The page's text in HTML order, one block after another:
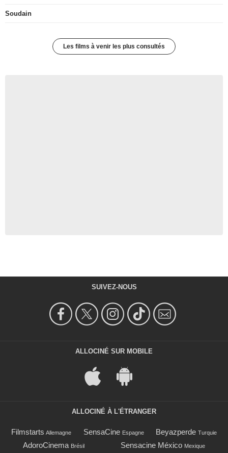
Soudain
Les films à venir les plus consultés
SUIVEZ-NOUS
ALLOCINÉ SUR MOBILE
ALLOCINÉ À L'ÉTRANGER
Filmstarts Allemagne SensaCine Espagne Beyazperde Turquie
AdoroCinema Brésil Sensacine México Mexique